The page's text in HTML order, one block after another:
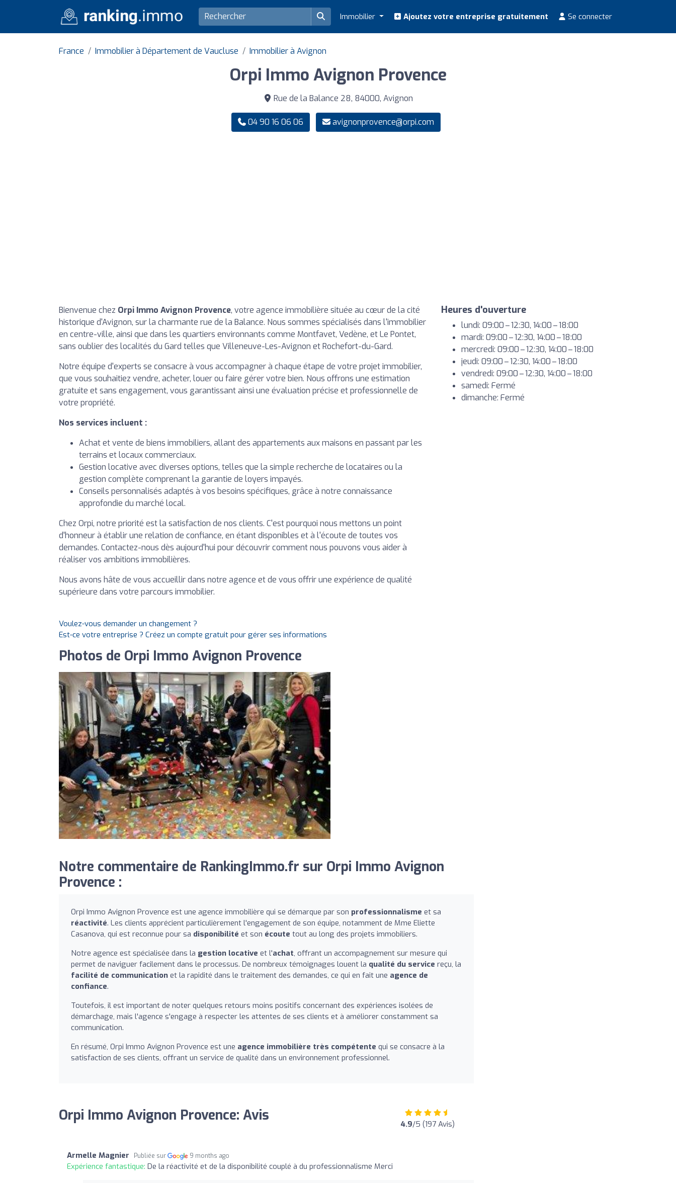
Immobilier Ajoutez votre entreprise gratuitement Se connecter
France Immobilier à Département de Vaucluse Immobilier à Avignon
Orpi Immo Avignon Provence
Rue de la Balance 28, 84000, Avignon
04 90 16 06 06 avignonprovence@orpi.com
Bienvenue chez Orpi Immo Avignon Provence, votre agence immobilière située au cœur de la cité
historique d'Avignon, sur la charmante rue de la Balance. Nous sommes spécialisés dans l'immobilier
en centre-ville, ainsi que dans les quartiers environnants comme Montfavet, Vedène, et Le Pontet,
sans oublier des localités du Gard telles que Villeneuve-Les-Avignon et Rochefort-du-Gard.
Notre équipe d'experts se consacre à vous accompagner à chaque étape de votre projet immobilier,
que vous souhaitiez vendre, acheter, louer ou faire gérer votre bien. Nous offrons une estimation
gratuite et sans engagement, vous garantissant ainsi une évaluation précise et professionnelle de
votre propriété.
Nos services incluent :
Achat et vente de biens immobiliers, allant des appartements aux maisons en passant par les
terrains et locaux commerciaux.
Gestion locative avec diverses options, telles que la simple recherche de locataires ou la
gestion complète comprenant la garantie de loyers impayés.
Conseils personnalisés adaptés à vos besoins spécifiques, grâce à notre connaissance
approfondie du marché local.
Chez Orpi, notre priorité est la satisfaction de nos clients. C'est pourquoi nous mettons un point
d'honneur à établir une relation de confiance, en étant disponibles et à l'écoute de toutes vos
demandes. Contactez-nous dès aujourd'hui pour découvrir comment nous pouvons vous aider à
réaliser vos ambitions immobilières.
Nous avons hâte de vous accueillir dans notre agence et de vous offrir une expérience de qualité
supérieure dans votre parcours immobilier.
Heures d'ouverture
lundi: 09:00 – 12:30, 14:00 – 18:00
mardi: 09:00 – 12:30, 14:00 – 18:00
mercredi: 09:00 – 12:30, 14:00 – 18:00
jeudi: 09:00 – 12:30, 14:00 – 18:00
vendredi: 09:00 – 12:30, 14:00 – 18:00
samedi: Fermé
dimanche: Fermé
Voulez-vous demander un changement ?
Est-ce votre entreprise ? Créez un compte gratuit pour gérer ses informations
Photos de Orpi Immo Avignon Provence
Notre commentaire de RankingImmo.fr sur Orpi Immo Avignon
Provence :
Orpi Immo Avignon Provence est une agence immobilière qui se démarque par son professionnalisme et sa
réactivité. Les clients apprécient particulièrement l'engagement de son équipe, notamment de Mme Eliette
Casanova, qui est reconnue pour sa disponibilité et son écoute tout au long des projets immobiliers.
Notre agence est spécialisée dans la gestion locative et l'achat, offrant un accompagnement sur mesure qui
permet de naviguer facilement dans le processus. De nombreux témoignages louent la qualité du service reçu, la
facilité de communication et la rapidité dans le traitement des demandes, ce qui en fait une agence de
confiance.
Toutefois, il est important de noter quelques retours moins positifs concernant des expériences isolées de
démarchage, mais l'agence s'engage à respecter les attentes de ses clients et à améliorer constamment sa
communication.
En résumé, Orpi Immo Avignon Provence est une agence immobilière très compétente qui se consacre à la
satisfaction de ses clients, offrant un service de qualité dans un environnement professionnel.
Orpi Immo Avignon Provence: Avis 4.9/5 (197 Avis)
Armelle Magnier Publiée sur 9 months ago
Expérience fantastique: De la réactivité et de la disponibilité couplé à du professionnalisme Merci